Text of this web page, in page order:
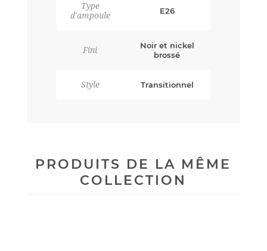
Type
d'ampoule
E26
Fini
Noir et nickel
brossé
Style Transitionnel
PRODUITS DE LA MÊME
COLLECTION